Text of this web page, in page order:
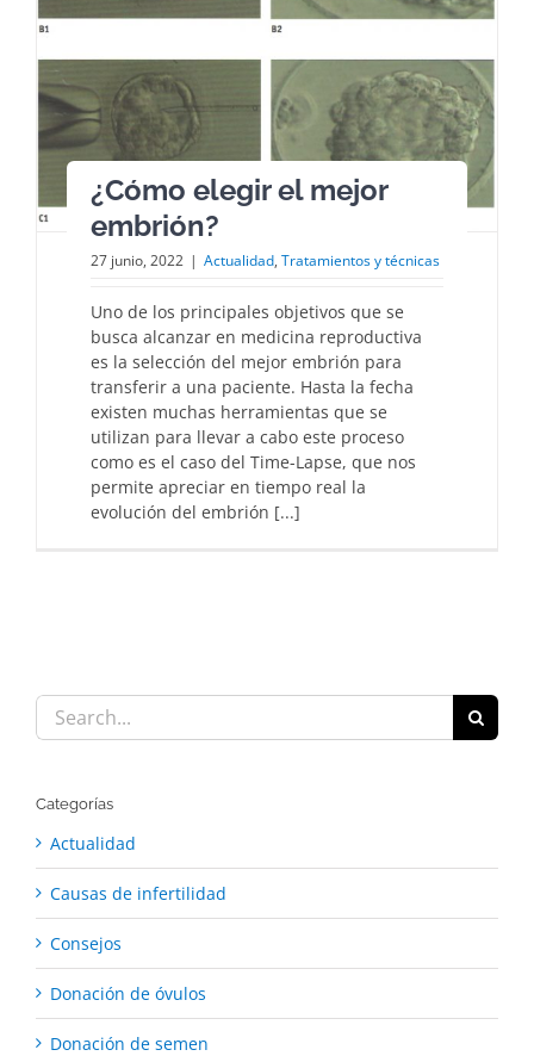
¿Cómo elegir el mejor
embrión?
27 junio, 2022 | Actualidad, Tratamientos y técnicas
Uno de los principales objetivos que se
busca alcanzar en medicina reproductiva
es la selección del mejor embrión para
transferir a una paciente. Hasta la fecha
existen muchas herramientas que se
utilizan para llevar a cabo este proceso
como es el caso del Time-Lapse, que nos
permite apreciar en tiempo real la
evolución del embrión [...]
Search
for:
Categorías
Actualidad
Causas de infertilidad
Consejos
Donación de óvulos
Donación de semen